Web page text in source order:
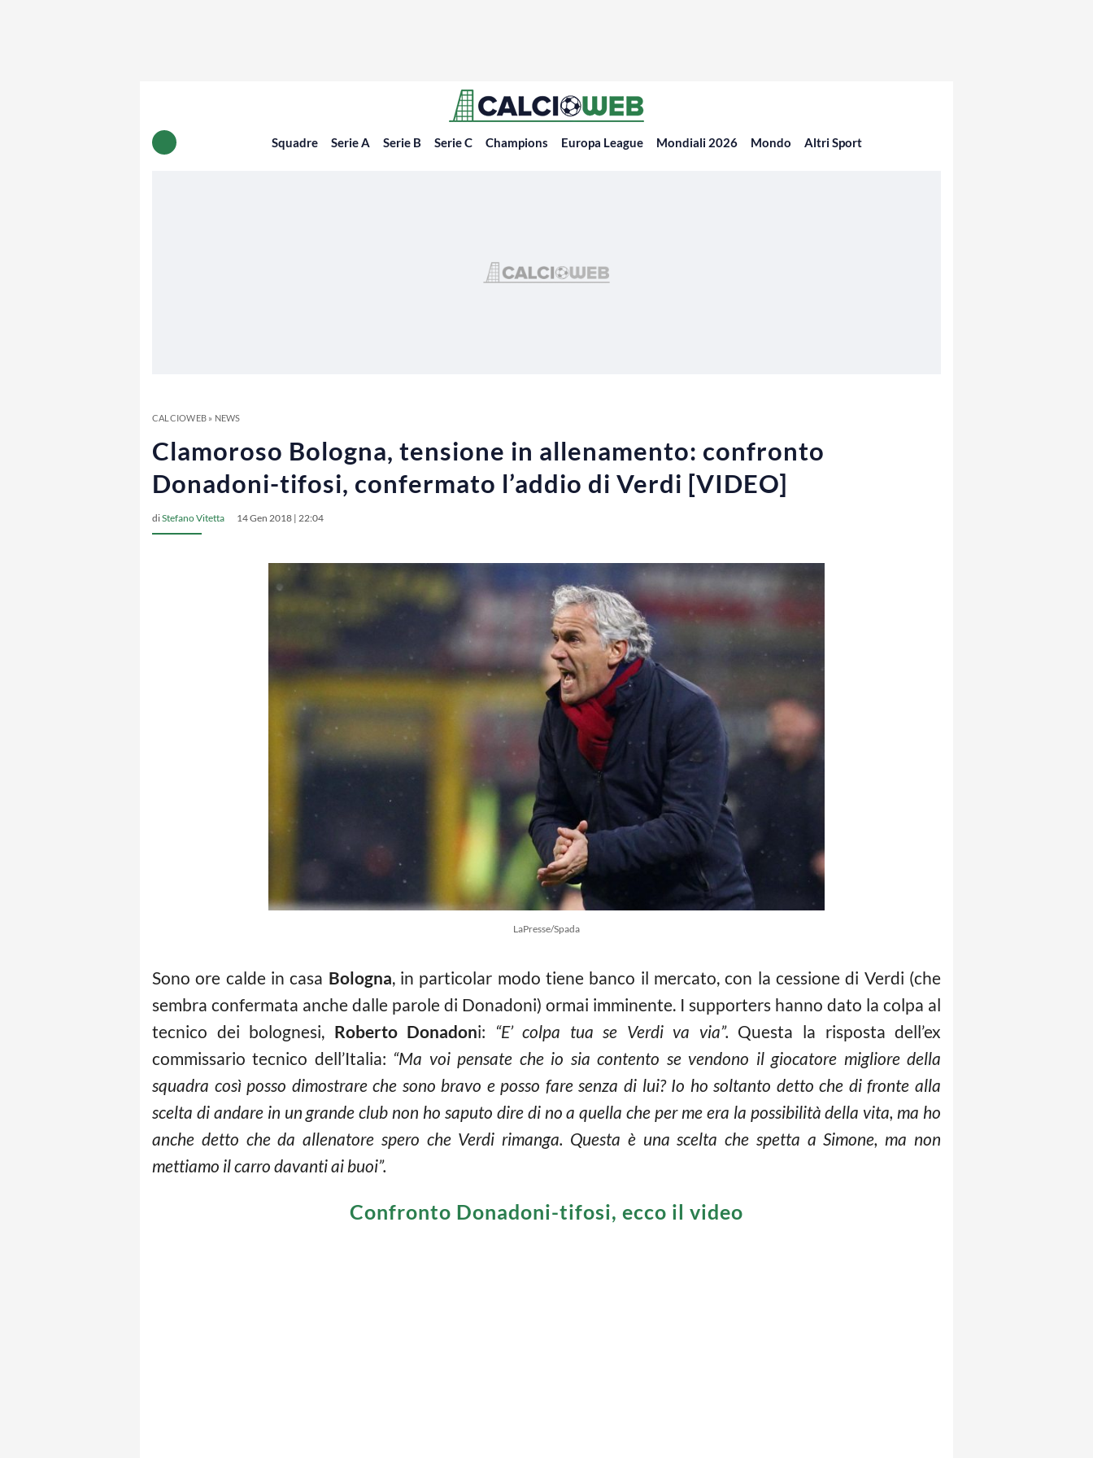
Squadre Serie A Serie B Serie C Champions Europa League Mondiali 2026 Mondo Altri Sport
CALCIOWEB» NEWS
Clamoroso Bologna, tensione in allenamento: confronto
Donadoni-tifosi, confermato l’addio di Verdi [VIDEO]
diStefano Vitetta 14 Gen 2018 | 22:04
LaPresse/Spada
Sono ore calde in casa Bologna, in particolar modo tiene banco il mercato, con la cessione di Verdi (che
sembra confermata anche dalle parole di Donadoni) ormai imminente. I supporters hanno dato la colpa al
tecnico dei bolognesi, Roberto Donadoni: “E’ colpa tua se Verdi va via”. Questa la risposta dell’ex
commissario tecnico dell’Italia: “Ma voi pensate che io sia contento se vendono il giocatore migliore della
squadra così posso dimostrare che sono bravo e posso fare senza di lui? Io ho soltanto detto che di fronte alla
scelta di andare in un grande club non ho saputo dire di no a quella che per me era la possibilità della vita, ma ho
anche detto che da allenatore spero che Verdi rimanga. Questa è una scelta che spetta a Simone, ma non
mettiamo il carro davanti ai buoi”.
Confronto Donadoni-tifosi, ecco il video